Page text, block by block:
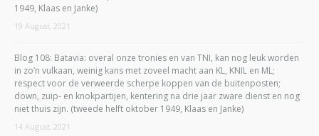
1949, Klaas en Janke)
19 August, 2021
Blog 108: Batavia: overal onze tronies en van TNI, kan nog leuk worden
in zo’n vulkaan, weinig kans met zoveel macht aan KL, KNIL en ML;
respect voor de verweerde scherpe koppen van de buitenposten;
down, zuip- en knokpartijen, kentering na drie jaar zware dienst en nog
niet thuis zijn. (tweede helft oktober 1949, Klaas en Janke)
14 August, 2021